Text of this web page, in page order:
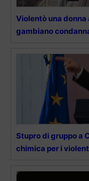
Violentò una
gambiano
Stupro di gruppo a
chimica per i